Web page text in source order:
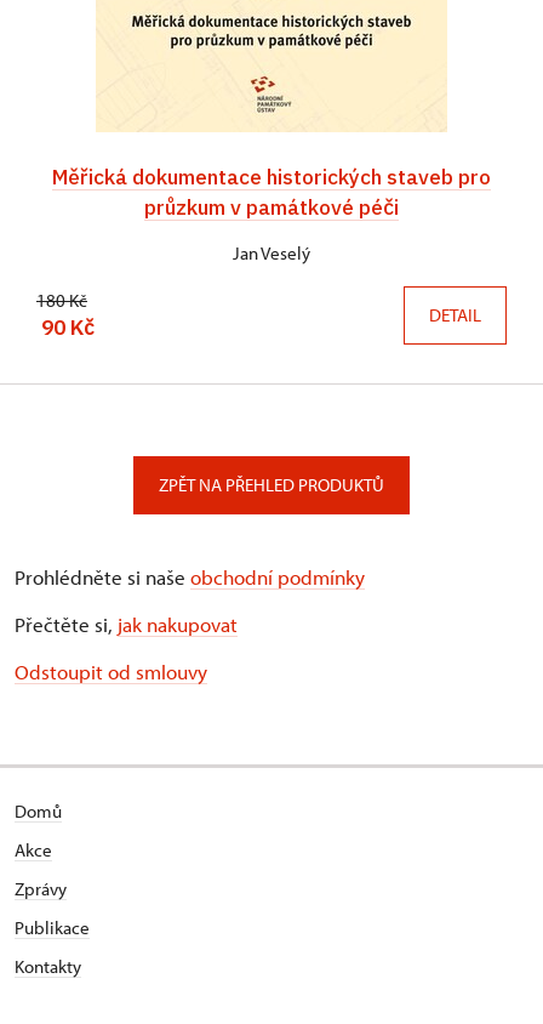
Měřická dokumentace historických staveb pro
průzkum v památkové péči
Jan Veselý
180 Kč
90 Kč DETAIL
ZPĚT NA PŘEHLED PRODUKTŮ
Prohlédněte si naše obchodní podmínky
Přečtěte si, jak nakupovat
Odstoupit od smlouvy
Domů
Akce
Zprávy
Publikace
Kontakty